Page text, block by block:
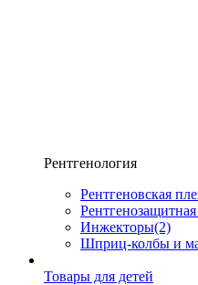
Рентгенология
Рентгеновская
Инжекторы(2)
Шприц-колбы и
Товары для детей